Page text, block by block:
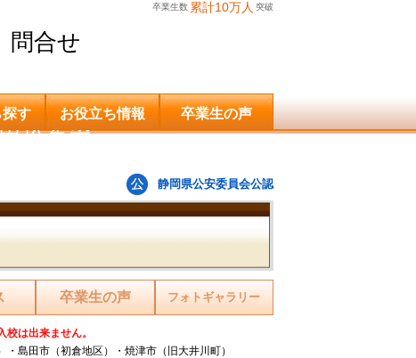
卒業生数 累計10万人 突破
問合せ
申込希望
探す お役立ち情報 卒業生の声
静岡県公安委員会公認
卒業生の声 フォトギャラリー
は出来ません。
島田市（初倉地区）・焼津市（旧大井川町）